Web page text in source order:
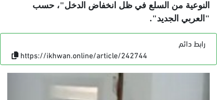
النوعية من السلع في ظل انخفاض الدخل"، حسب
"العربي الجديد".
رابط دائم
https://ikhwan.online/article/242744